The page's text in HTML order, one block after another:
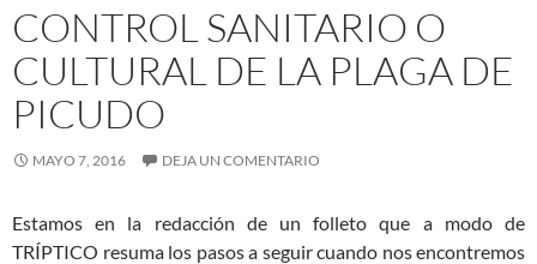
CONTROL SANITARIO O
CULTURAL DE LA PLAGA DE
PICUDO
MAYO 7, 2016 DEJA UN COMENTARIO
Estamos en la redacción de un folleto que a modo de
TRÍPTICO resuma los pasos a seguir cuando nos encontremos